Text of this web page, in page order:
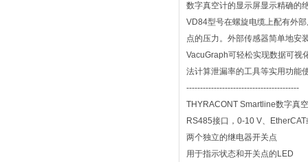
数字真空计的显示屏显示精确的
VD84型号在螺旋电缆上配有外
点的压力。外部传感器简单地安
VacuGraph可轻松实现数据可视
法计算泄漏率的工具等实用功能
-----------------------------------------
THYRACONT Smartline数字真
RS485接口，0-10 V、
两个独立的继电器开关点
用于指示状态和开关点的LED